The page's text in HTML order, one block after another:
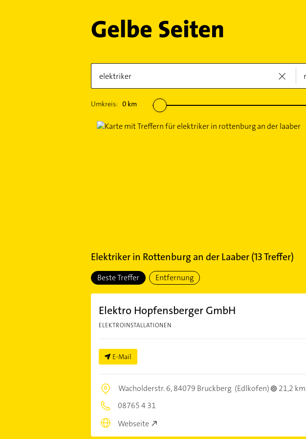
Umkreis: 0km
Elektrikerin Rottenburg an der Laaber(13Treffer)
Beste Treffer Entfernung
Elektro Hopfensberger GmbH
ELEKTROINSTALLATIONEN
E-Mail
Wacholderstr. 6,84079 Bruckberg (Edlkofen)
21,2 km
08765 4 31
Webseite